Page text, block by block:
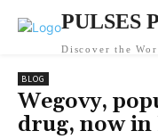
PULSES
Discover the
BLOG
Wegovy,
drug, now